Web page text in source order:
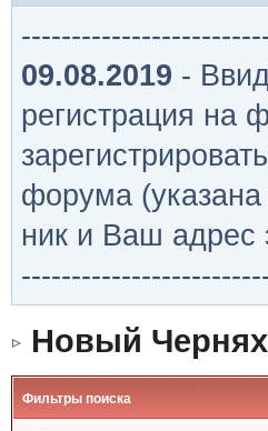
09.08.2019 -
регистрация на
форума (указана
ник и Ваш адрес
Новый
Фильтры поиска